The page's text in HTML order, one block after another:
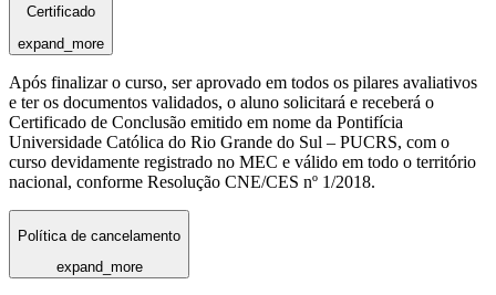
Certificado
expand_more
Após finalizar o curso, ser aprovado em todos os pilares avaliativos
e ter os documentos validados, o aluno solicitará e receberá o
Certificado de Conclusão emitido em nome da Pontifícia
Universidade Católica do Rio Grande do Sul – PUCRS, com o
curso devidamente registrado no MEC e válido em todo o território
nacional, conforme Resolução CNE/CES nº 1/2018.
Política de cancelamento
expand_more